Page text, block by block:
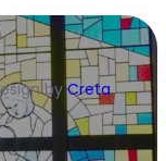
byCreta